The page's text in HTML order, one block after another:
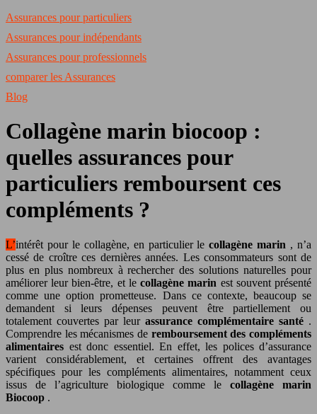
Assurances pour particuliers
Assurances pour indépendants
Assurances pour professionnels
comparer les Assurances
Blog
Collagène marin biocoop :
quelles assurances pour
particuliers remboursent ces
compléments ?
L’intérêt pour le collagène, en particulier lecollagène marin , n’a
cessé de croître ces dernières années. Les consommateurs sont de
plus en plus nombreux à rechercher des solutions naturelles pour
améliorer leur bien-être, et lecollagène marin est souvent présenté
comme une option prometteuse. Dans ce contexte, beaucoup se
demandent si leurs dépenses peuvent être partiellement ou
totalement couvertes par leur assurance complémentaire santé .
Comprendre les mécanismes de remboursement des compléments
alimentaires est donc essentiel. En effet, les polices d’assurance
varient considérablement, et certaines offrent des avantages
spécifiques pour les compléments alimentaires, notamment ceux
issus de l’agriculture biologique comme le collagène marin
Biocoop .